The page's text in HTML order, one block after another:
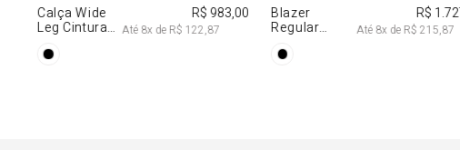
Blazer
Regular
Com Renda
R$ 1.727,00
Até 8x deR$ 215,87
Blusa Jeans
Corset Com
R$ 707,00
7x deR$ 101,00